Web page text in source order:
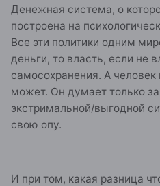
Денежная система, о
построена на
Все эти политики одним
деньги, то власть, если не
самосохранения. А
может. Он думает только
экстримальной/выгодной
свою опу.
И при том, какая разница